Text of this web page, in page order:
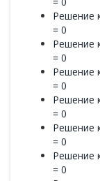
Решение
= 0
Решение
= 0
Решение
= 0
Решение
= 0
Решение
= 0
Решение
= 0